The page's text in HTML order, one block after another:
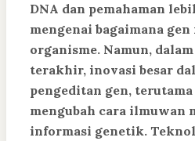
DNA dan pemahaman
mengenai bagaimana
organisme. Namun,
terakhir, inovasi besar
pengeditan gen, terutama
mengubah cara ilmuwan
informasi genetik.